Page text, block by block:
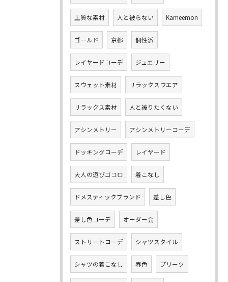
上質な素材 人と被らない Kameemon
ゴールド 京都 個性派
レイヤードコーデ ジュエリー
スウェット素材 リラックスウエア
リラックス素材 人と被りたくない
アシンメトリー アシンメトリーコーデ
ドッキングコーデ レイヤード
大人の遊びゴコロ 着こなし
ドメスティックブランド 差し色
差し色コーデ オーダー会
ストリートコーデ シャツスタイル
シャツの着こなし 春色 プリーツ